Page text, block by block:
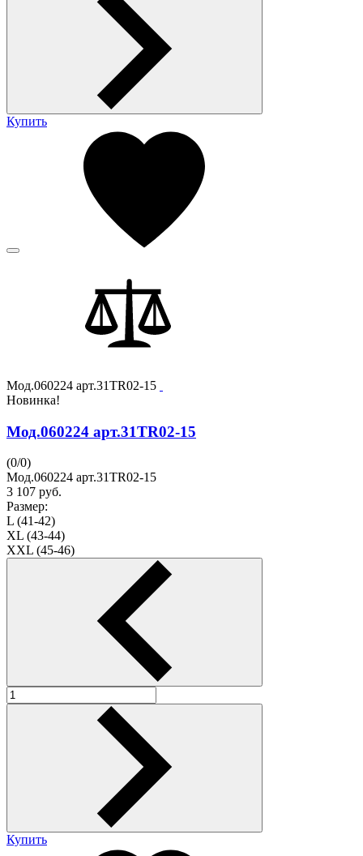
Купить
Мод.060224 арт.31TR02-15
Новинка!
Мод.060224 арт.31TR02-15
(0/0)
Мод.060224 арт.31TR02-15
3 107 руб.
Размер:
L (41-42)
XL (43-44)
XXL (45-46)
Купить